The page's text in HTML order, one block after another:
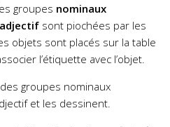
groupes nominaux
sont piochées par les
objets sont placés sur la table
l’étiquette avec l’objet.
des groupes nominaux
et les dessinent.